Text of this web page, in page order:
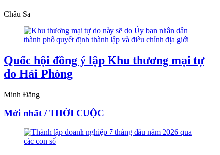
Châu Sa
Quốc hội đồng ý lập Khu thương mại tự
do Hải Phòng
Minh Đăng
Mới nhất / THỜI CUỘC